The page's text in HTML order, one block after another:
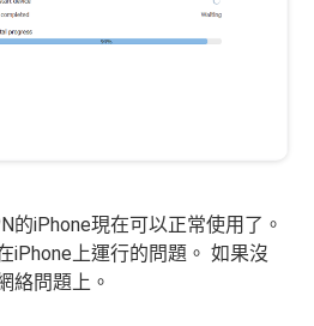
的iPhone現在可以正常使用了。
iPhone上運行的問題。 如果沒
絡問題上。